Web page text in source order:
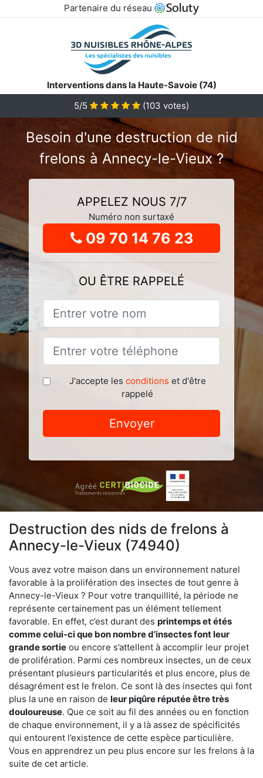
Partenaire du réseau
Interventions dans la Haute-Savoie (74)
5/5 (103 votes)
Besoin d'une destruction de nid
frelons à Annecy-le-Vieux ?
APPELEZ NOUS 7/7
Numéro non surtaxé
09 70 14 76 23
OU ÊTRE RAPPELÉ
J'accepte les conditions et d'être
rappelé
Envoyer
Destruction des nids de frelons à
Annecy-le-Vieux (74940)
Vous avez votre maison dans un environnement naturel
favorable à la prolifération des insectes de tout genre à
Annecy-le-Vieux ? Pour votre tranquillité, la période ne
représente certainement pas un élément tellement
favorable. En effet, c’est durant des printemps et étés
comme celui-ci que bon nombre d’insectes font leur
grande sortie ou encore s’attellent à accomplir leur projet
de prolifération. Parmi ces nombreux insectes, un de ceux
présentant plusieurs particularités et plus encore, plus de
désagrément est le frelon. Ce sont là des insectes qui font
plus la une en raison de leur piqûre réputée être très
douloureuse. Que ce soit au fil des années ou en fonction
de chaque environnement, il y a là assez de spécificités
qui entourent l’existence de cette espèce particulière.
Vous en apprendrez un peu plus encore sur les frelons à la
suite de cet article.